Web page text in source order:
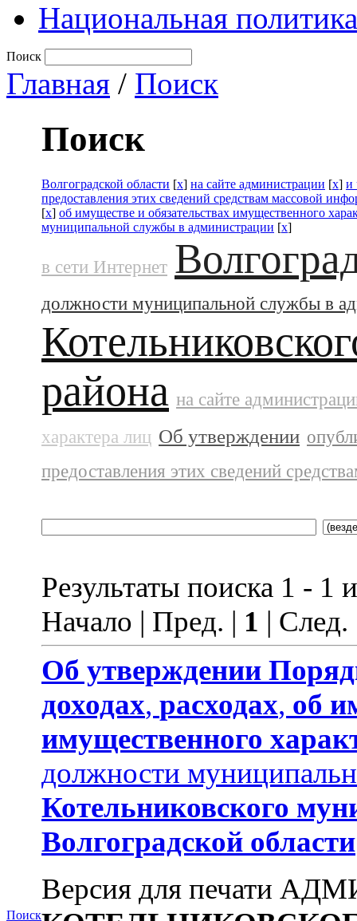
Национальная политика
Поиск
Главная / Поиск
Поиск
Поиск
Волгоградской области [x] на сайте администрации [x] и
предоставления этих сведений средствам массовой
[x] об имуществе и обязательствах имущественного
муниципальной службы в администрации [x]
в сети Интернет
должности муниципальной службы в
района на сайте
характера лиц Об утверждении
предоставления этих сведений
Результаты поиска 1 - 1
Начало | Пред. | 1 |
Об утверждении
доходах, расходах, об
имущественного
должности
Котельниковского
Волгоградской области
Версия для печати